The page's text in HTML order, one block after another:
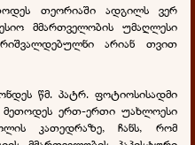
თეორიაში ადგილს ვერ
მმართველობის უმაღლესი
არიან თვით
წმ. პატრ. ფოტიოსისადმი
მეთოდეს ერთ-ერთი უახლოესი
კათედრაზე, ჩანს, რომ